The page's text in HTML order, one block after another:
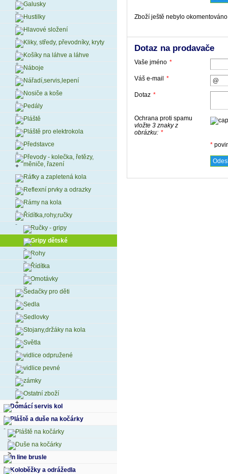
Zboží ještě nebylo
Dotaz na prodavače
Vaše jméno *
Váš e-mail *
Dotaz *
Ochrana proti spamu
vložte 3 znaky z
obrázku: *
*
Galusky
Hustilky
Hlavové složení
Kliky, středy, převodníky, kryty
Košíky na láhve a láhve
Náboje
Nářadí,servis,lepení
Nosiče a koše
Pedály
Pláště
Pláště pro elektrokola
Představce
Převody - kolečka, řetězy,
měniče, řazení
Ráfky a zapletená kola
Reflexní prvky a odrazky
Rámy na kola
Řídítka,rohy,ručky
Ručky - gripy
Gripy dětské
Rohy
Řídítka
Omotávky
Sedačky pro děti
Sedla
Sedlovky
Stojany,držáky na kola
Světla
vidlice odpružené
vidlice pevné
zámky
Ostatní zboží
Domácí servis kol
Pláště a duše na kočárky
Pláště na kočárky
Duše na kočárky
In line brusle
Koloběžky a odrážedla